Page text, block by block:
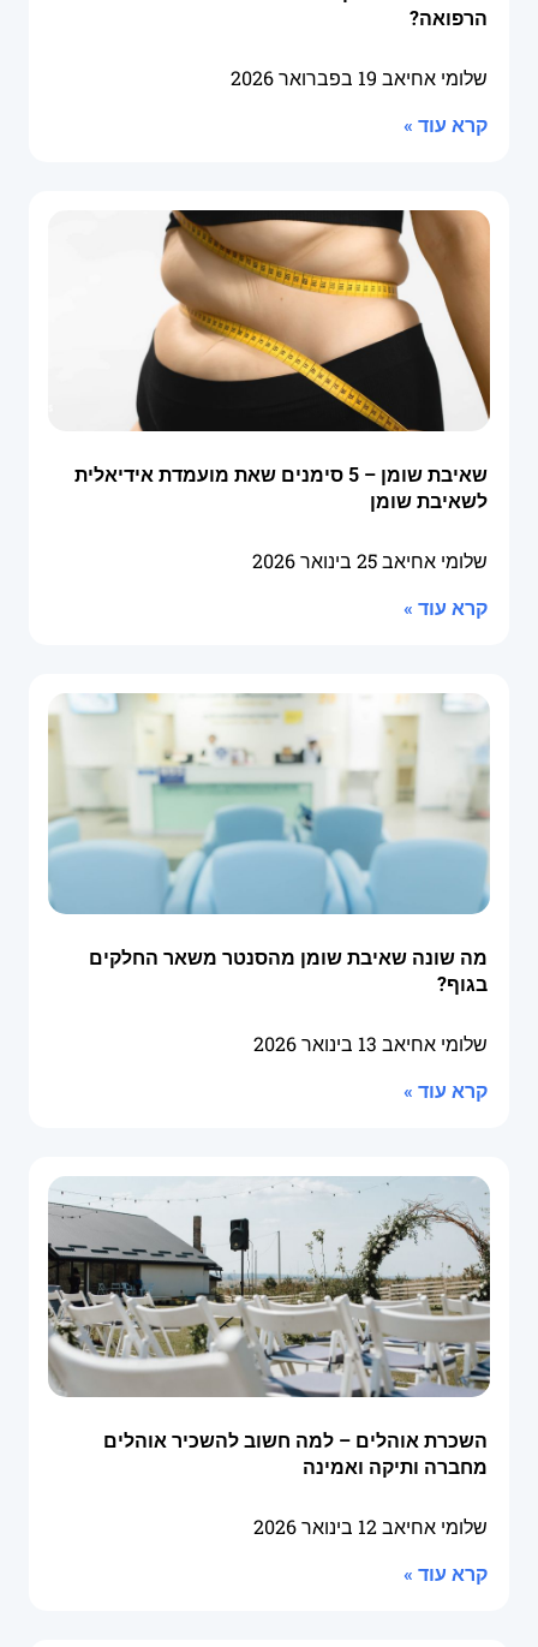
הרפואה?
שלומי אחיאב 19 בפברואר 2026
קרא עוד »
שאיבת שומן – 5 סימנים שאת מועמדת אידיאלית
לשאיבת שומן
שלומי אחיאב25 בינואר 2026
קרא עוד »
מה שונה שאיבת שומן מהסנטר משאר החלקים
בגוף?
שלומי אחיאב 13 בינואר 2026
קרא עוד »
השכרת אוהלים – למה חשוב להשכיר אוהלים
מחברה ותיקה ואמינה
שלומי אחיאב12 בינואר 2026
קרא עוד »